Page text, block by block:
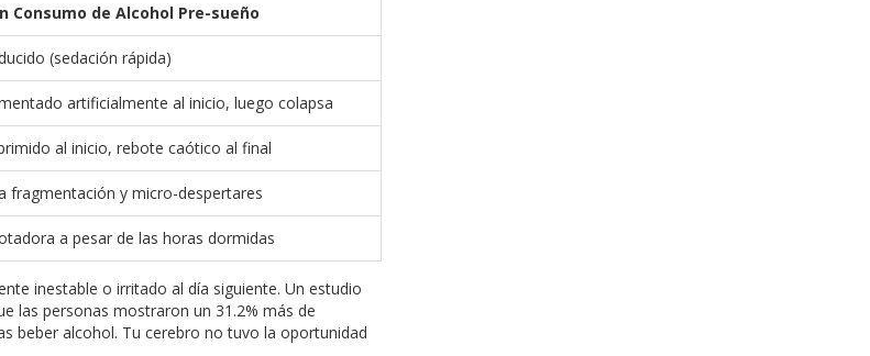
Consumo de Alcohol Pre-sueño
(sedación rápida)
artificialmente al inicio, luego colapsa
al inicio, rebote caótico al final
fragmentación y micro-despertares
a pesar de las horas dormidas
inestable o irritado al día siguiente. Un estudio
las personas mostraron un 31.2% más de
beber alcohol. Tu cerebro no tuvo la oportunidad